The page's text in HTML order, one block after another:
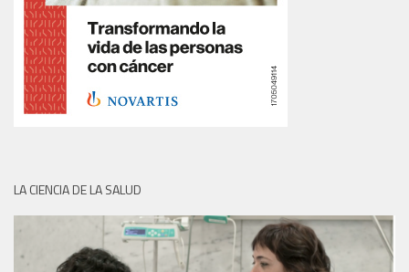
LA CIENCIA DE LA SALUD